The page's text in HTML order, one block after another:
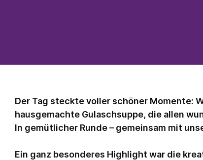
Der Tag steckte voller schöner Momente:
hausgemachte Gulaschsuppe, die allen
In gemütlicher Runde – gemeinsam mit
Ein ganz besonderes Highlight war die